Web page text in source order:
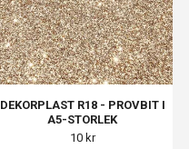
DEKORPLAST R18 - PROVBIT I
A5-STORLEK
10 kr